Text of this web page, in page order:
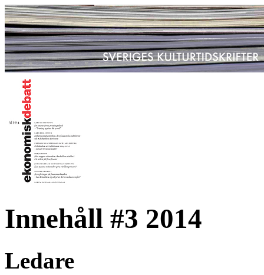
Innehåll #3 2014
Ledare